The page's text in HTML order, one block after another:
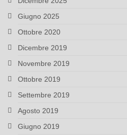
Giugno 2025
Ottobre 2020
Dicembre 2019
Novembre 2019
Ottobre 2019
Settembre 2019
Agosto 2019
Giugno 2019